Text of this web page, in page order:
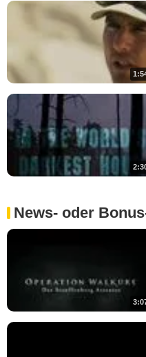
News- oder